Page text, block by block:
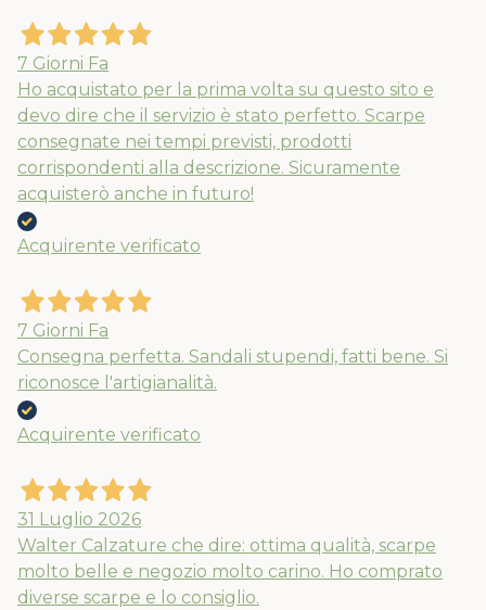
7 Giorni Fa
Ho acquistato per la prima volta su questo sito e
devo dire che il servizio è stato perfetto. Scarpe
consegnate nei tempi previsti, prodotti
corrispondenti alla descrizione. Sicuramente
acquisterò anche in futuro!
Acquirente verificato
7 Giorni Fa
Consegna perfetta. Sandali stupendi, fatti bene. Si
riconosce l'artigianalità.
Acquirente verificato
31 Luglio 2026
Walter Calzature che dire: ottima qualità, scarpe
molto belle e negozio molto carino. Ho comprato
diverse scarpe e lo consiglio.